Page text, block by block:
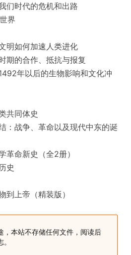
们时代的危机和出路
界
明如何加速人类进化
期的合作、抵抗与报复
年以后的生物影响和文化冲
共同体史
：战争、革命以及现代中东的诞
革命新史（全2册）
史
到上帝（精装版）
，本站不存储任何文件，阅读后